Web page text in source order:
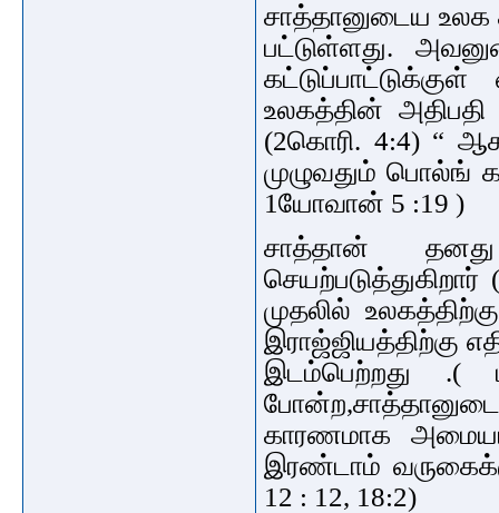
சாத்தானுடைய உலக
பட்டுள்ளது.
உலகத்தின்
(2கொரி. 4:4) “
முழுவதும் பொல்ங்
1யோவான் 5 :19 )
சாத்தான்
முதலில் உலகத்திற்கு
இராஜ்ஜியத்திற்கு
இடம்பெற்றது
போன்ற,
காரணமாக
இரண்டாம்
12 : 12, 18:2)